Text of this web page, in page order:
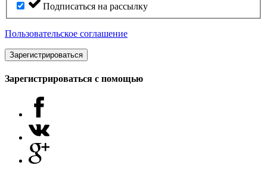
Подписаться на рассылку
Пользовательское соглашение
Зарегистрироваться
Зарегистрироваться с помощью